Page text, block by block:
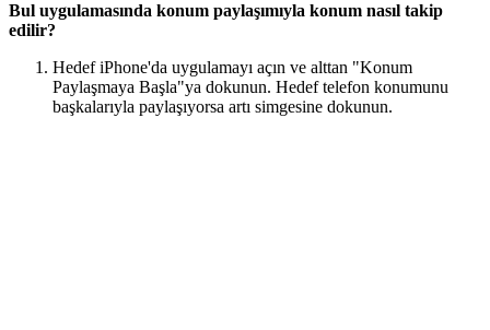
Bul uygulamasında konum paylaşımıyla konum nasıl takip
edilir?
Hedef iPhone'da uygulamayı açın ve alttan "Konum
Paylaşmaya Başla"ya dokunun. Hedef telefon konumunu
başkalarıyla paylaşıyorsa artı simgesine dokunun.